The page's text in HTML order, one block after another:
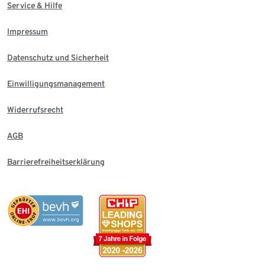
Service & Hilfe
Impressum
Datenschutz und Sicherheit
Einwilligungsmanagement
Widerrufsrecht
AGB
Barrierefreiheitserklärung